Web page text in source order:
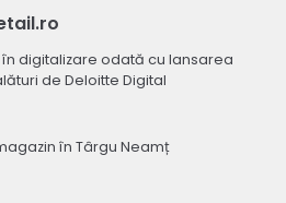
digitalizare odată cu lansarea
de Deloitte Digital
în Târgu Neamț